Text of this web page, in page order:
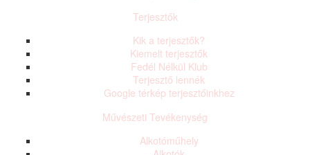
Terjesztők
Kik a terjesztők?
Kiemelt terjesztők
Fedél Nélkül Klub
Terjesztő lennék
Google térkép terjesztőinkhez
Művészeti Tevékenység
Alkotóműhely